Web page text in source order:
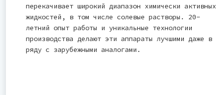
перекачивает широкий диапазон химически активных
жидкостей, в том числе солевые растворы. 20-
летний опыт работы и уникальные технологии
производства делают эти аппараты лучшими даже в
ряду с зарубежными аналогами.